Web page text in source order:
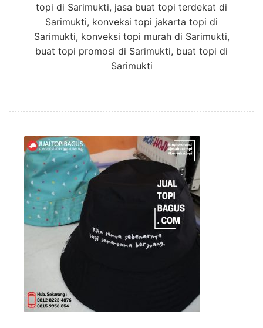
topi di Sarimukti, jasa buat topi terdekat di
Sarimukti, konveksi topi jakarta topi di
Sarimukti, konveksi topi murah di Sarimukti,
buat topi promosi di Sarimukti, buat topi di
Sarimukti